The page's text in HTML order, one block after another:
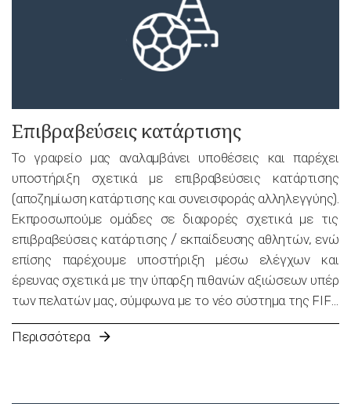
και η σχολαστική ανάλυση κάθε μεμονωμένης υπόθεσης
είναι σημαντική για την παροχή των καλύτερων δυνατών
συμβουλών στους πελάτες μας και για την επιτυχή
εκπροσώπησή τους ενώπιον των αρμόδιων δικαστικών
την εκτέλεση εθνικών και διεθνών αποφάσεων ενώπιον
των ελληνικών εθνικών δικαστηρίων,
συμπεριλαμβανομένων των αποφάσεων των
δικαιοδοτικών οργάνων των διεθνών ομοσπονδιών και
του CAS.
Επιβραβεύσεις κατάρτισης
Το γραφείο μας αναλαμβάνει υποθέσεις και παρέχει
υποστήριξη σχετικά με επιβραβεύσεις κατάρτισης
(αποζημίωση κατάρτισης και συνεισφοράς αλληλεγγύης).
Εκπροσωπούμε ομάδες σε διαφορές σχετικά με τις
επιβραβεύσεις κατάρτισης / εκπαίδευσης αθλητών, ενώ
επίσης παρέχουμε υποστήριξη μέσω ελέγχων και
έρευνας σχετικά με την ύπαρξη πιθανών αξιώσεων υπέρ
των πελατών μας, σύμφωνα με το νέο σύστημα της FIFA
και τον Κανονισμό τουFIFA Clearing House. Η
Αποζημίωση Κατάρτισης είναι ένας μηχανισμός που
Περισσότερα